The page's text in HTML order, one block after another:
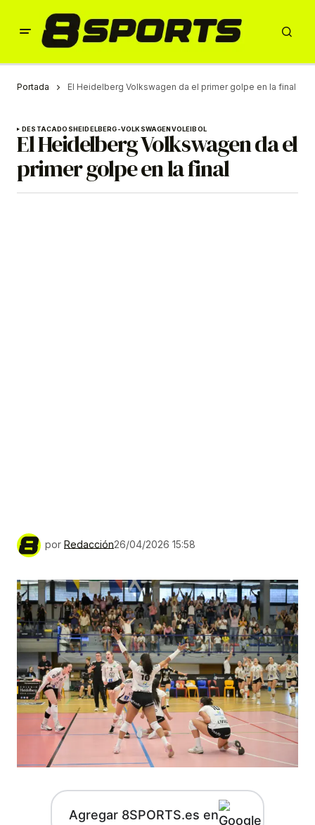
Portada El Heidelberg Volkswagen da el primer golpe en la final
DESTACADOSHEIDELBERG-VOLKSWAGENVOLEIBOL
El Heidelberg Volkswagen da el
primer golpe en la final
por Redacción26/04/2026 15:58
Agregar 8SPORTS.es en